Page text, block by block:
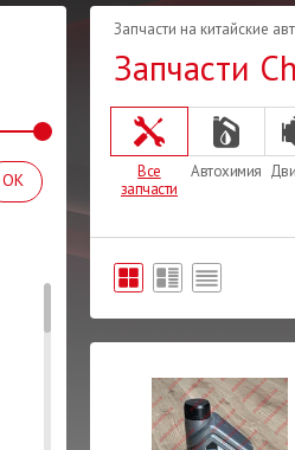
OK
Запчасти на китайские
Запчасти
Все
запчасти
Автохимия